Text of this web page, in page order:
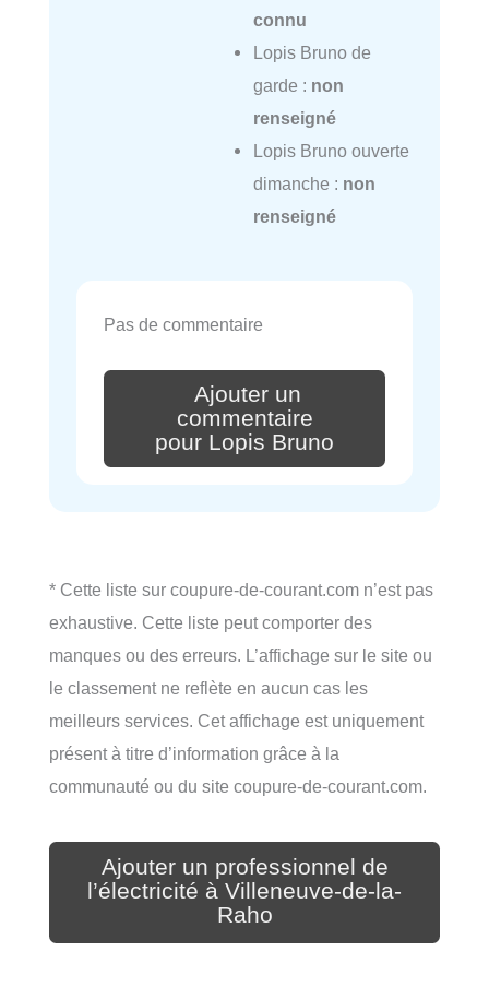
connu
Lopis Bruno de
garde : non
renseigné
Lopis Bruno ouverte
dimanche : non
renseigné
Pas de commentaire
Ajouter un
commentaire
pour Lopis Bruno
* Cette liste sur coupure-de-courant.com n’est pas
exhaustive. Cette liste peut comporter des
manques ou des erreurs. L’affichage sur le site ou
le classement ne reflète en aucun cas les
meilleurs services. Cet affichage est uniquement
présent à titre d’information grâce à la
communauté ou du site coupure-de-courant.com.
Ajouter un professionnel de
l’électricité à Villeneuve-de-la-
Raho